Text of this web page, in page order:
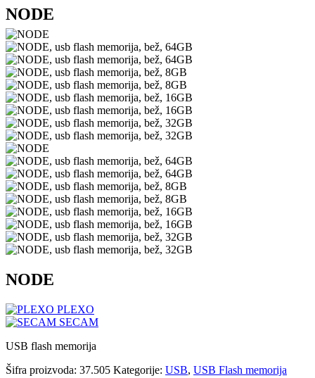
NODE
NODE
PLEXO
SECAM
USB flash memorija
Šifra proizvoda: 37.505 Kategorije: USB, USB Flash memorija